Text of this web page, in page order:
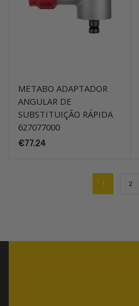
METABO ADAPTADOR
ANGULAR DE
SUBSTITUIÇÃO RÁPIDA
627077000
€77.24
1 2